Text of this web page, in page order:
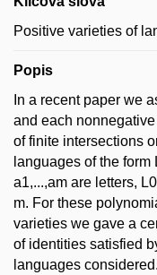
Positive varieties of
Popis
In a recent paper we
and each
of finite intersections
languages of the
a1,...,am are letters,
m. For these
varieties we gave a
of identities satisfied
languages